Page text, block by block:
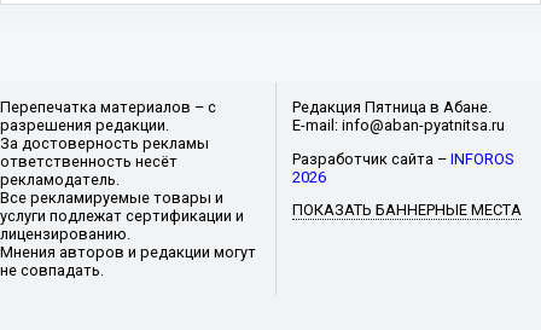
Перепечатка материалов – с
разрешения редакции.
За достоверность рекламы
ответственность несёт
рекламодатель.
Все рекламируемые товары и
услуги подлежат сертификации и
лицензированию.
Мнения авторов и редакции могут
не совпадать.
Редакция Пятница в Абане.
E-mail: info@aban-pyatnitsa.ru
Разработчик сайта –INFOROS
2026
ПОКАЗАТЬ БАННЕРНЫЕ МЕСТА